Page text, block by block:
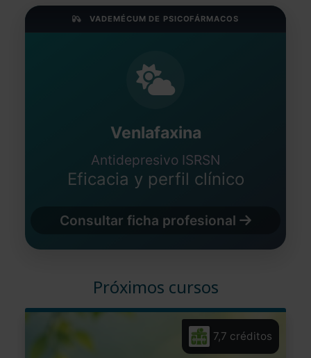
VADEMÉCUM DE PSICOFÁRMACOS
Venlafaxina
Antidepresivo ISRSN
Eficacia y perfil clínico
Consultar ficha profesional
Próximos cursos
7,7 créditos